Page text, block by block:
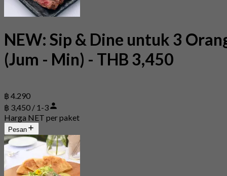
NEW: Sip & Dine untuk 3
(Jum - Min) - THB 3,450
฿ 4.290
฿ 3,450 / 1-3
Harga NET per paket
Pesan